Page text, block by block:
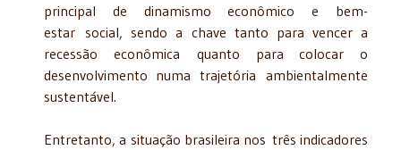
principal de dinamismo econômico e bem-
estar social, sendo a chave tanto para vencer a
recessão econômica quanto para colocar o
desenvolvimento numa trajetória ambientalmente
sustentável.
Entretanto, a situação brasileira nos três indicadores